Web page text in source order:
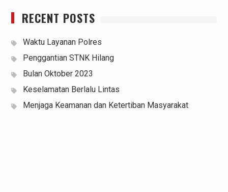
RECENT POSTS
Waktu Layanan Polres
Penggantian STNK Hilang
Bulan Oktober 2023
Keselamatan Berlalu Lintas
Menjaga Keamanan dan Ketertiban Masyarakat